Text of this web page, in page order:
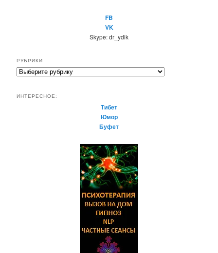
FB
VK
Skype: dr_ydik
РУБРИКИ
Р
р
ИНТЕРЕСНОЕ:
Тибет
Юмор
Буфет